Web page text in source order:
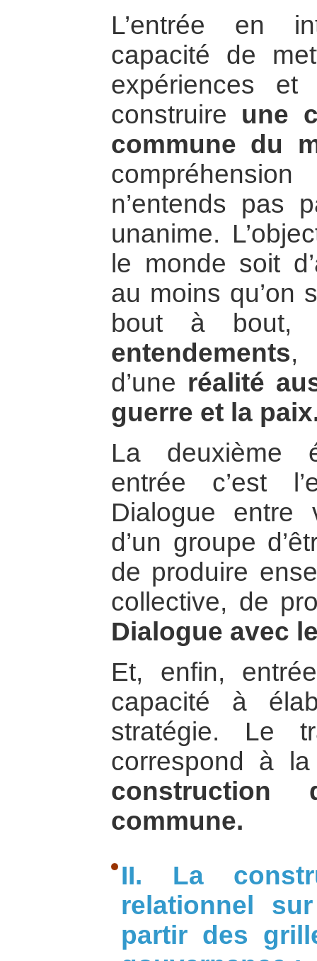
L’entrée en
capacité de
expériences
construire une
commune du
n’entends pas
unanime.
le monde soit
au moins qu’on
bout à
entendements,
d’une réalité
guerre et la
La deuxième
entrée c’est
Dialogue entre
d’un groupe
de produire
collective, de
Dialogue avec
Et, enfin,
capacité à
stratégie. Le
correspond à
construction
commune.
II. La
relationnel
partir des